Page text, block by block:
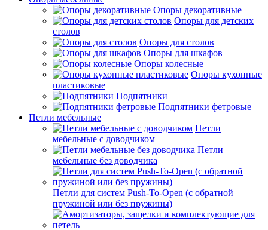
Опоры декоративные
Опоры для детских
столов
Опоры для столов
Опоры для шкафов
Опоры колесные
Опоры кухонные
пластиковые
Подпятники
Подпятники фетровые
Петли мебельные
Петли
мебельные с доводчиком
Петли
мебельные без доводчика
Петли для систем Push-To-Open (с обратной
пружиной или без пружины)